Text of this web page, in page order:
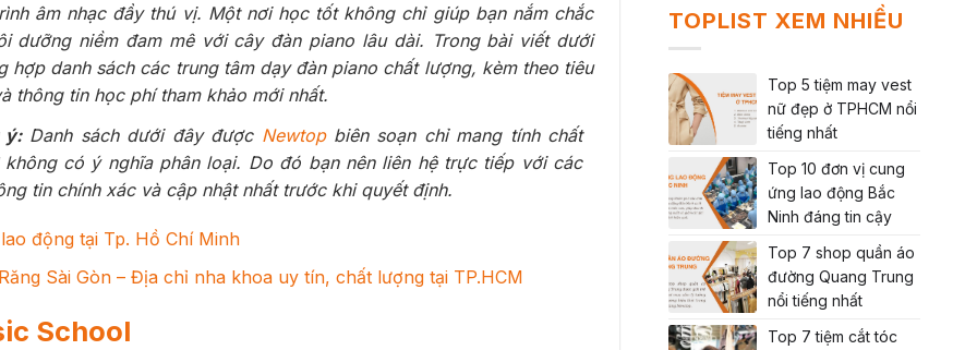
âm nhạc đầy thú vị. Một nơi học tốt không chỉ giúp bạn nắm chắc
dưỡng niềm đam mê với cây đàn piano lâu dài. Trong bài viết dưới
hợp danh sách các trung tâm dạy đàn piano chất lượng, kèm theo tiêu
thông tin học phí tham khảo mới nhất.
ý:Danh sách dưới đây được Newtopbiên soạn chỉ mang tính chất
không có ý nghĩa phân loại. Do đó bạn nên liên hệ trực tiếp với các
tin chính xác và cập nhật nhất trước khi quyết định.
động tại Tp. Hồ Chí Minh
Sài Gòn – Địa chỉ nha khoa uy tín, chất lượng tại TP.HCM
School
TOPLIST XEM NHIỀU
Top 5 tiệm may vest
nữ đẹp ở TPHCM nổi
tiếng nhất
Top 10 đơn vị cung
ứng lao động Bắc
Ninh đáng tin cậy
Top 7 shop quần áo
đường Quang Trung
nổi tiếng nhất
Top 7 tiệm cắt tóc